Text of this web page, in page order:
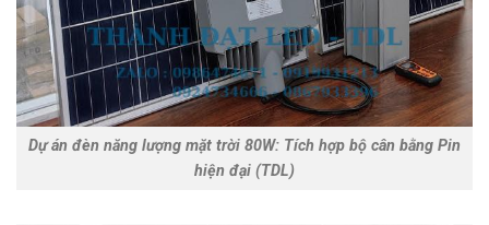
Dự án đèn năng lượng mặt trời 80W: Tích hợp bộ cân bằng Pin
hiện đại (TDL)